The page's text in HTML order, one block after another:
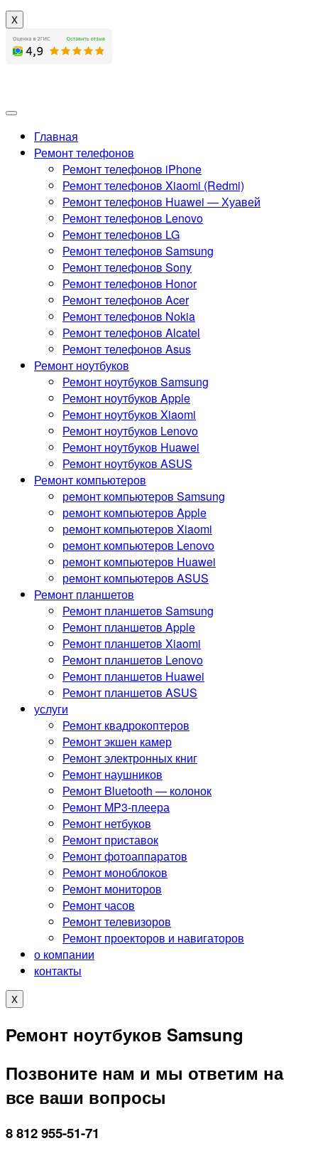
X
Главная
Ремонт телефонов
Ремонт телефонов iPhone
Ремонт телефонов Xiaomi (Redmi)
Ремонт телефонов Huawei — Хуавей
Ремонт телефонов Lenovo
Ремонт телефонов LG
Ремонт телефонов Samsung
Ремонт телефонов Sony
Ремонт телефонов Honor
Ремонт телефонов Acer
Ремонт телефонов Nokia
Ремонт телефонов Alcatel
Ремонт телефонов Asus
Ремонт ноутбуков
Ремонт ноутбуков Samsung
Ремонт ноутбуков Apple
Ремонт ноутбуков Xiaomi
Ремонт ноутбуков Lenovo
Ремонт ноутбуков Huawei
Ремонт ноутбуков ASUS
Ремонт компьютеров
ремонт компьютеров Samsung
ремонт компьютеров Apple
ремонт компьютеров Xiaomi
ремонт компьютеров Lenovo
ремонт компьютеров Huawei
ремонт компьютеров ASUS
Ремонт планшетов
Ремонт планшетов Samsung
Ремонт планшетов Apple
Ремонт планшетов Xiaomi
Ремонт планшетов Lenovo
Ремонт планшетов Huawei
Ремонт планшетов ASUS
услуги
Ремонт квадрокоптеров
Ремонт экшен камер
Ремонт электронных книг
Ремонт наушников
Ремонт Bluetooth — колонок
Ремонт MP3-плеера
Ремонт нетбуков
Ремонт приставок
Ремонт фотоаппаратов
Ремонт моноблоков
Ремонт мониторов
Ремонт часов
Ремонт телевизоров
Ремонт проекторов и навигаторов
о компании
контакты
X
Ремонт ноутбуков Samsung
Позвоните нам и мы ответим на
все ваши вопросы
8 812 955-51-71